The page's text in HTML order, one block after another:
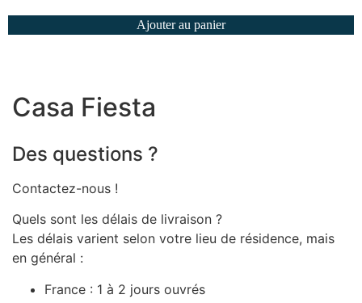
Ajouter au panier
Casa Fiesta
Des questions ?
Contactez-nous !
Quels sont les délais de livraison ?
Les délais varient selon votre lieu de résidence, mais
en général :
France : 1 à 2 jours ouvrés